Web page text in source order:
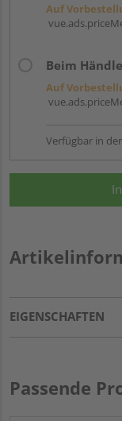
Auf
Beim
Auf
Verfügbar in
EIGENSCHAFTEN
Passende